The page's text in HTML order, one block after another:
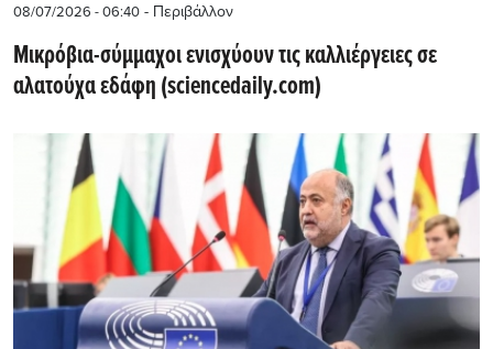
08/07/2026 - 06:40 - Περιβάλλον
Μικρόβια-σύμμαχοι ενισχύουν τις καλλιέργειες σε
αλατούχα εδάφη (sciencedaily.com)